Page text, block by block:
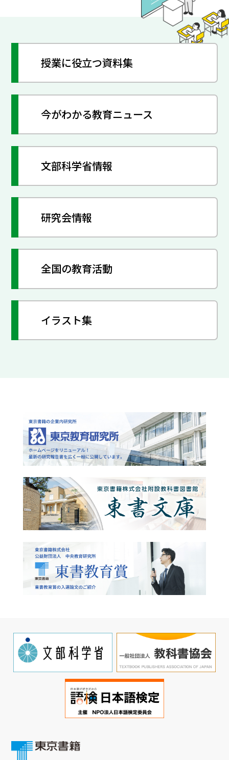
授業に役立つ資料集
今がわかる教育ニュース
文部科学省情報
研究会情報
全国の教育活動
イラスト集